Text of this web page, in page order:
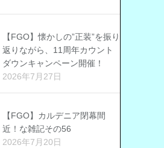
【FGO】懐かしの”正装”を振り
返りながら、11周年カウント
ダウンキャンペーン開催！
2026年7月27日
【FGO】カルデニア閉幕間
近！な雑記その56
2026年7月20日